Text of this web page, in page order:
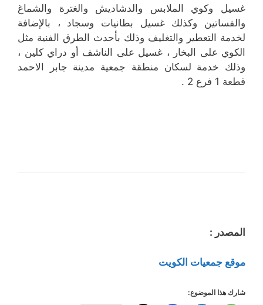
غسيل وكوي الملابس والدشاديش والغترة والشماغ
والفساتين وكذلك غسيل بطانيات وسجاد ، بالإضافة
لخدمة التعطير والتغليف وذلك بأحدث الطرق الفنية مثل
الكوي على البخار ، غسيل على الناشف أو دراي كلين ،
وذلك خدمة لسكان منطقة جمعية مدينة جابر الاحمد
قطعة 1 فرع 2 .
المصدر :
موقع جمعيات الكويت
شارك هذا الموضوع: